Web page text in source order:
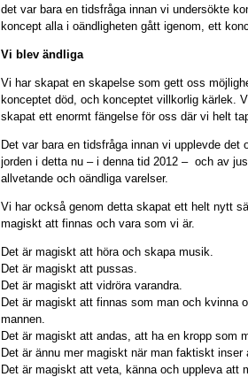
det var bara en tidsfråga innan vi undersökte
koncept alla i oändligheten gått igenom, ett
Vi blev ändliga
Vi har skapat en skapelse som gett oss
konceptet död, och konceptet villkorlig kärlek.
skapat ett enormt fängelse för oss där vi helt
Det var bara en tidsfråga innan vi upplevde
jorden i detta nu – i denna tid 2012 – och av
allvetande och oändliga varelser.
Vi har också genom detta skapat ett helt nytt
magiskt att finnas och vara som vi är.
Det är magiskt att höra och skapa musik.
Det är magiskt att pussas.
Det är magiskt att vidröra varandra.
Det är magiskt att finnas som man och kvinna
mannen.
Det är magiskt att andas, att ha en kropp som
Det är ännu mer magiskt när man faktiskt inser
Det är magiskt att veta, känna och uppleva att